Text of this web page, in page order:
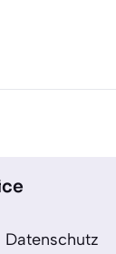
Datenschutz